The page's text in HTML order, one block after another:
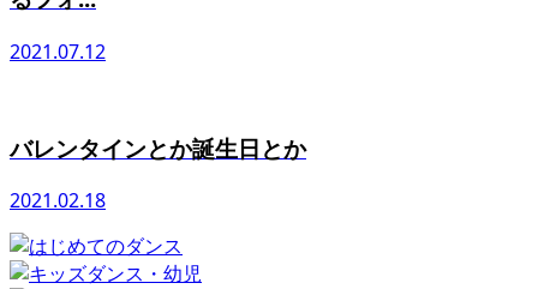
2021.07.12
バレンタインとか誕生日とか
2021.02.18